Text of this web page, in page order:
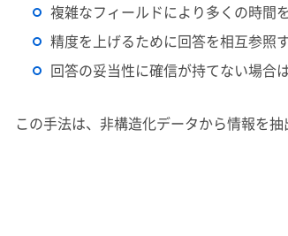
複雑なフィールドにより多くの時間
精度を上げるために回答を相互参照
回答の妥当性に確信が持てない場合
この手法は、非構造化データから情報を